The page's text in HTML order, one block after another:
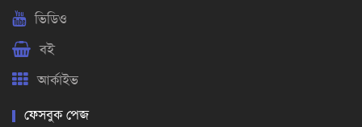
ভিডিও
বই
আর্কাইভ
ফেসবুক পেজ